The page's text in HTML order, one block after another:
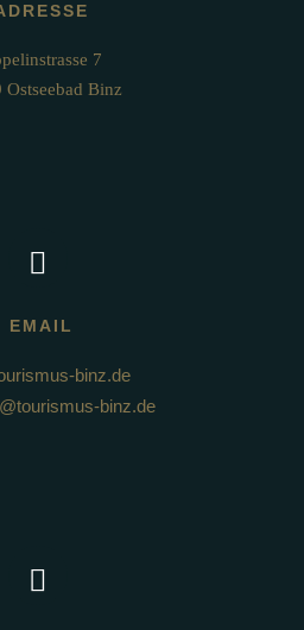
7
Ostseebad Binz
EMAIL
binz.de
binz.de